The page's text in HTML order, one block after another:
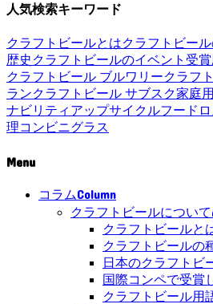
人気検索キーワード
クラフトビールとはクラフトビー
歴史 クラフトビールのイベント 受
クラフトビール ブルワリークラフ
ランクラフトビール サブスク家庭
ナビリティ アップサイクルフードロ
理コンビニグラス
Menu
コラムColumn
クラフトビールについて
クラフトビールと
クラフトビールの
日本のクラフトビ
国際コンペで受賞
クラフトビール用